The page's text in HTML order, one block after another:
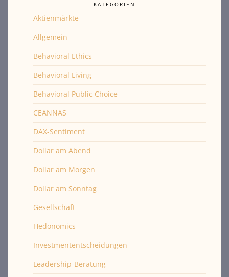
KATEGORIEN
Aktienmärkte
Allgemein
Behavioral Ethics
Behavioral Living
Behavioral Public Choice
CEANNAS
DAX-Sentiment
Dollar am Abend
Dollar am Morgen
Dollar am Sonntag
Gesellschaft
Hedonomics
Investmententscheidungen
Leadership-Beratung